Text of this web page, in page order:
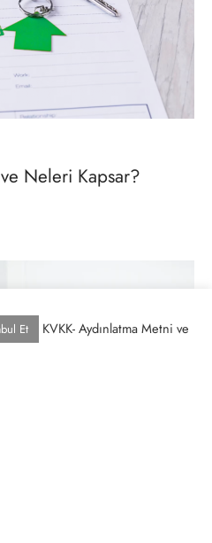
Neleri Kapsar?
Et
KVKK- Aydınlatma Metni ve